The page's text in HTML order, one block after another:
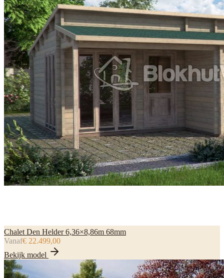
Chalet Den Helder 6,36×8,86m 68mm
Vanaf€ 22.499,00
Bekijk model